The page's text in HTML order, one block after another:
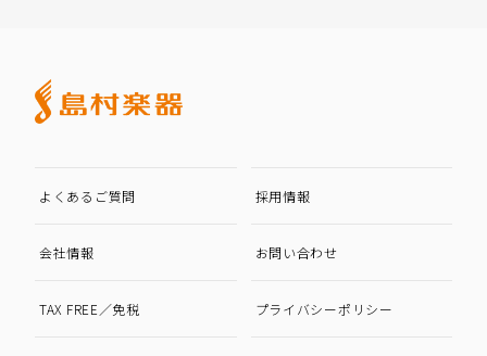
よくあるご質問 採用情報
会社情報 お問い合わせ
TAX FREE／免税 プライバシーポリシー